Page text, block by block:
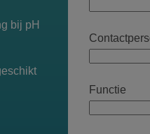
bij pH
Functie